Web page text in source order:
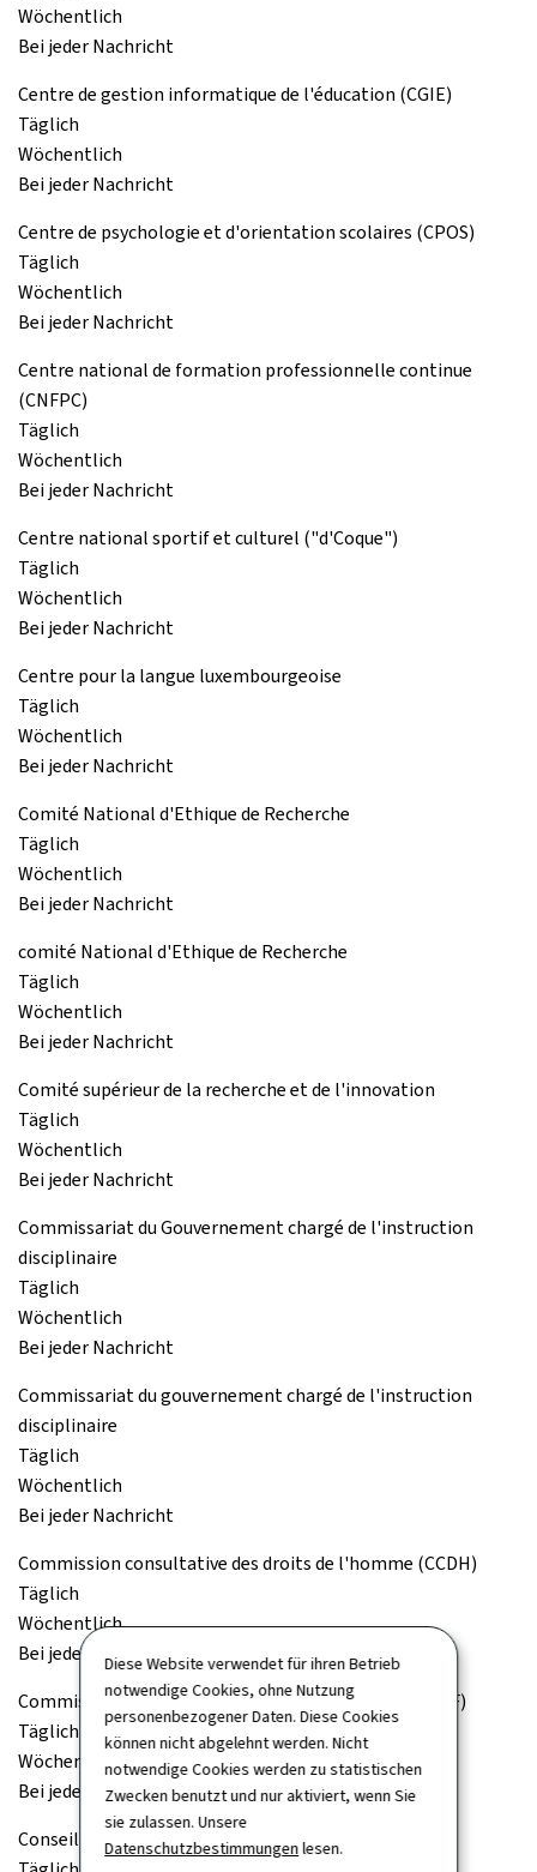
Diese Website verwendet für ihren Betrieb
notwendige Cookies, ohne Nutzung
personenbezogener Daten. Diese Cookies
können nicht abgelehnt werden. Nicht
notwendige Cookies werden zu statistischen
Zwecken benutzt und nur aktiviert, wenn Sie
sie zulassen. Unsere
Datenschutzbestimmungenlesen.
Wöchentlich
Bei jeder Nachricht
Centre de gestion informatique de l'éducation (CGIE)
Täglich
Wöchentlich
Bei jeder Nachricht
Centre de psychologie et d'orientation scolaires (CPOS)
Täglich
Wöchentlich
Bei jeder Nachricht
Centre national de formation professionnelle continue
(CNFPC)
Täglich
Wöchentlich
Bei jeder Nachricht
Centre national sportif et culturel ("d'Coque")
Täglich
Wöchentlich
Bei jeder Nachricht
Centre pour la langue luxembourgeoise
Täglich
Wöchentlich
Bei jeder Nachricht
Comité National d'Ethique de Recherche
Täglich
Wöchentlich
Bei jeder Nachricht
comité National d'Ethique de Recherche
Täglich
Wöchentlich
Bei jeder Nachricht
Comité supérieur de la recherche et de l'innovation
Täglich
Wöchentlich
Bei jeder Nachricht
Commissariat du Gouvernement chargé de l'instruction
disciplinaire
Täglich
Wöchentlich
Bei jeder Nachricht
Commissariat du gouvernement chargé de l'instruction
disciplinaire
Täglich
Wöchentlich
Bei jeder Nachricht
Commission consultative des droits de l'homme (CCDH)
Täglich
Wöchentlich
Bei jeder Nachricht
Commission de surveillance du secteur financier (CSSF)
Täglich
Wöchentlich
Bei jeder Nachricht
Conseil de la concurrence